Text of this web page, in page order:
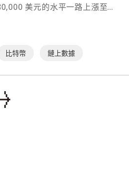
美元的水平一路上漲至
，該巨鯨在陸續開始建立比特幣
比特幣 鏈上數據